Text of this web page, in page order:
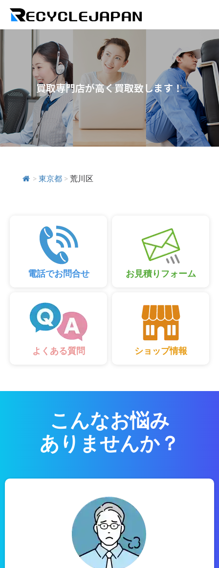
買取専門店が高く買取致します！
> 東京都 > 荒川区
電話でお問合せ お見積りフォーム
よくある質問 ショップ情報
こんなお悩み
ありませんか？